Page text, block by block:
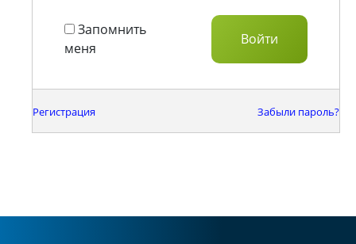
Запомнить
меня
Регистрация Забыли пароль?